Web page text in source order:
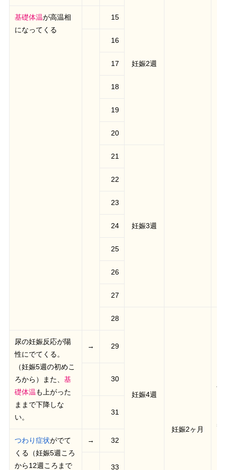
妊娠2週
基礎体温が高温相
になってくる
15
16
17
18
19
20
21
妊娠3週
22
23
24
25
26
27
28
妊娠4週
妊娠2ヶ月
子
尿の妊娠反応が陽
性にでてくる。
（妊娠5週の初めこ
ろから）また、 基
礎体温も上がった
ままで下降しな
い。
→ 29
30
31
つわり症状がでて
くる（妊娠5週ころ
から12週ころまで
→ 32
33